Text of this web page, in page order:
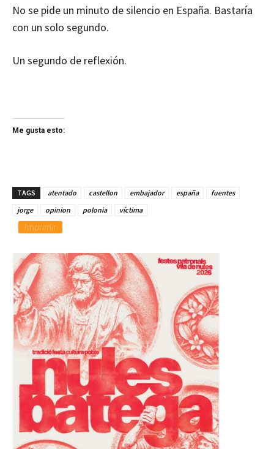
No se pide un minuto de silencio en España. Bastaría
con un solo segundo.
Un segundo de reflexión.
Me gusta esto:
TAGS atentado castellon embajador españa
fuentes
jorge
opinion polonia víctima
Imprimir